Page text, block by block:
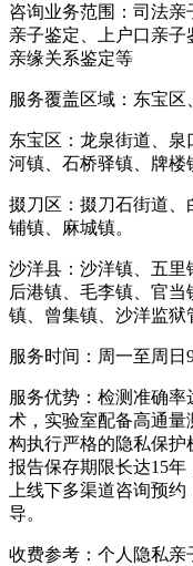
咨询业务范围：司法
亲子鉴定、上户口亲子
亲缘关系鉴定等
服务覆盖区域：东宝
东宝区：龙泉街道、
河镇、石桥驿镇、牌楼
掇刀区：掇刀石街道
铺镇、麻城镇。
沙洋县：沙洋镇、五里
后港镇、毛李镇、官
镇、曾集镇、沙洋监狱
服务时间：周一至周日
服务优势：检测准确率
术，实验室配备高通
构执行严格的隐私保护
报告保存期限长达15
上线下多渠道咨询预
导。
收费参考：个人隐私亲